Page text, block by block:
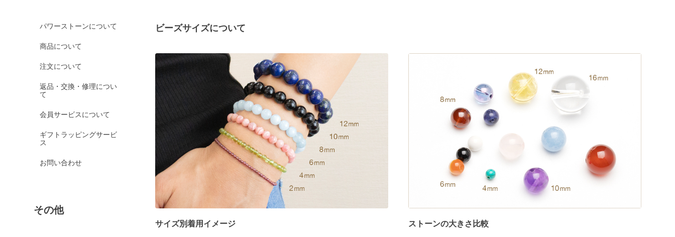
パワーストーンについて
商品について
注文について
返品・交換・修理につい
て
会員サービスについて
ギフトラッピングサービ
ス
お問い合わせ
その他
ビーズサイズについて
サイズ別着用イメージ ストーンの大きさ比較